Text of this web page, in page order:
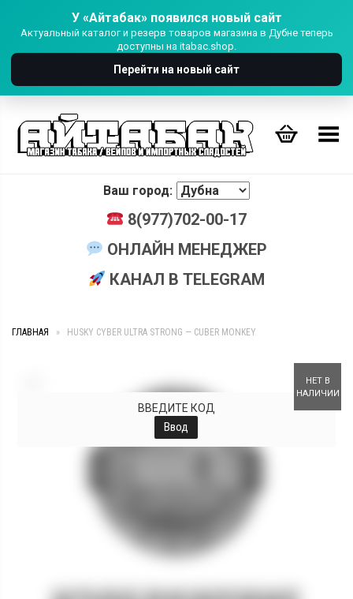
У «Айтабак» появился новый сайт
Актуальный каталог и резерв товаров магазина в Дубне теперь
доступны на itabac.shop.
Перейти на новый сайт
Переключить Меню
Ваш город:
8(977)702-00-17
ОНЛАЙН МЕНЕДЖЕР
КАНАЛ В TELEGRAM
ГЛАВНАЯ » HUSKY CYBER ULTRA STRONG — CUBER MONKEY
НЕТ В
НАЛИЧИИ
ВВЕДИТЕ КОД
Ввод